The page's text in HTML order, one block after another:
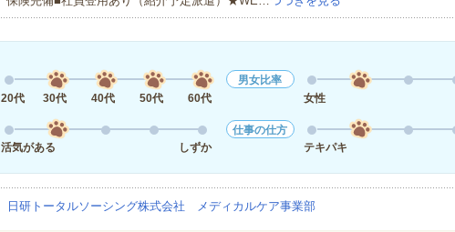
20代
30代 40代 50代 60代
男女比率
女性
活気がある
しずか
仕事の仕方
テキパキ
日研トータルソーシング株式会社 メディカルケア事業部